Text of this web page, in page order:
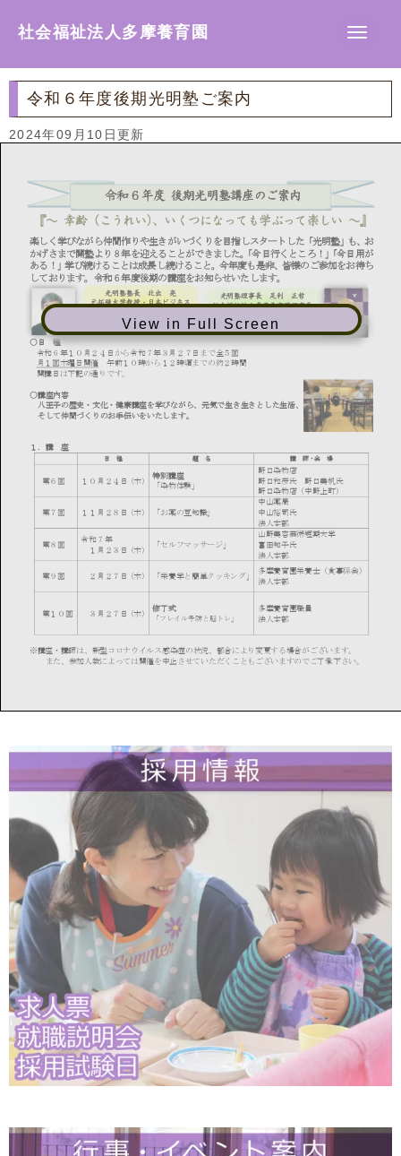
社会福祉法人多摩養育園
N
t
o
令和６年度後期光明塾ご案内
2024年09月10日更新
View in Full Screen
光明塾塾長 北出
亮
元拓殖大学教授・日本ビジネス
コミュニケーション学会理事長
づくり
コーディネートします
光明塾理事長 足利
正哲
社会福祉法人多摩養育園理事長
「仲間づくり」を応援します
楽しく学びながら仲間作りや生きがい
づく りを目指しスタートした「光明塾」も、お
かげさまで開塾より8年を迎えることができました。「今日行くところ！」「
今日用が
ある ！ 」学び続けることは成長し続けること。今年度も是非、皆様のご参加をお待ち
しております。令和 6年度後期の講座をお知らせいたします。
〇日
程
令和6 年１０月２４日から令和 7 年３月 ２ ７日まで全５回
月 １回木曜日開催午前１０時から１２時頃までの約２時間
開講日は下記の通りです。
〇講座内容
八王子の歴史・文化・健康講座を学びながら、元気で生き生きとした生活、
そして仲間づくりのお手伝いをいたします
。
１．講 座
日 程 題 名 講 師・会 場
第６回 １０月２４日（木）
特別講座
「染物体験」
野口染物店
野口和彦氏
野口美帆氏
野口染物店（中野上町）
第７回 １１月 ２８日（木） 「お薬の豆知識」
中山薬局
中山裕司氏
法人本部
第８回
令和7 年
１月２３ 日（木）
「セルフマッサージ」
山野美容芸術短期大学
富田知子氏
法人本部
第９回 ２月２７日（木）「栄養学と簡単クッキング
」
多摩養育園栄養士（食事係会）
法人本部
第１０回 ３月２７ 日（木）
修了式
「フレイル予防と脳トレ
」
多摩養育園職員
法人本部
※講座・講師は、新型コロナウイルス感染症の状況、都合により変更する場合がございます。
また、参加人数によっては開催を中止させていただくこともございますのでご了承下
『～ 幸齢（こうれい）
、いくつになっても学ぶって楽しい～』
令和 6 年度 後期光明塾講座のご案内
お茶を飲みながらおしゃべりを楽しみます。
○講座の流れ
通常、講座は全１０回で、屋内の座学が中心になりますが、感染予防対策がしっかりと
とれる環境をご用意しております。講座の前に簡単な体操や
爽やかな気持ちで講座を受けられることが特徴です。
今までの光明塾
人 数：１５名
■
件：
応募条件は特にありません。
費 １回７００円
（５回まとめてのお支払いの場合、１回５００円になります）
講座により別途費用 がかかる場合があります
。
募集期間 年１０月から随時
■ 講座修了者：①出席者への修了証書発行②次期講 座の優先登録③多摩養育園の諸活動に参加可
■ 申込み方法：次の１，２のいずれかをお選びください
。
１．はがきに「光明塾講座申込書」と書いて下記２のファックス用申込書の①～⑤までの
項目
入し下記宛先にお送りください。
〒192-0055八王子市八木町8 光明ビル4階「光明塾事務局」宛
２．別紙「光明塾申込書
(FAX送信用)」に必要事項を記入し、ファックスでお送りください。
■ご不明な点がございましたら、下記にご連絡ください。
長池公園散策 お腹の菌の話 おかげさまの心で 第二の人生の資金計画